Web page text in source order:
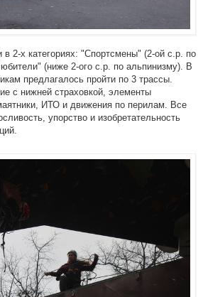
в 2-х категориях: "Спортсмены" (2-ой с.р. по
(ниже 2-ого с.р. по альпинизму). В
предлагалось пройти по 3 трассы.
с нижней страховкой, элементы
ИТО и движения по перилам. Все
упорство и изобретательность